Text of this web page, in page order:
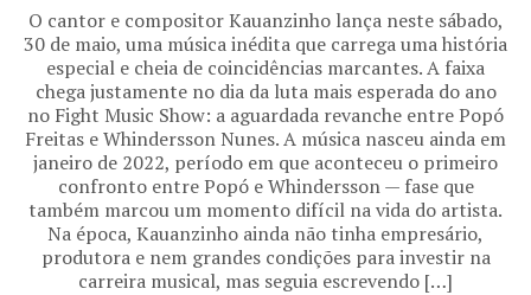
O cantor e compositor Kauanzinho lança neste sábado,
30 de maio, uma música inédita que carrega uma história
especial e cheia de coincidências marcantes. A faixa
chega justamente no dia da luta mais esperada do ano
no Fight Music Show: a aguardada revanche entre Popó
Freitas e Whindersson Nunes. A música nasceu ainda em
janeiro de 2022, período em que aconteceu o primeiro
confronto entre Popó e Whindersson — fase que
também marcou um momento difícil na vida do artista.
Na época, Kauanzinho ainda não tinha empresário,
produtora e nem grandes condições para investir na
carreira musical, mas seguia escrevendo […]